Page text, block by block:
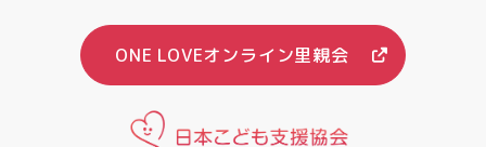
ONE LOVEオンライン里親会